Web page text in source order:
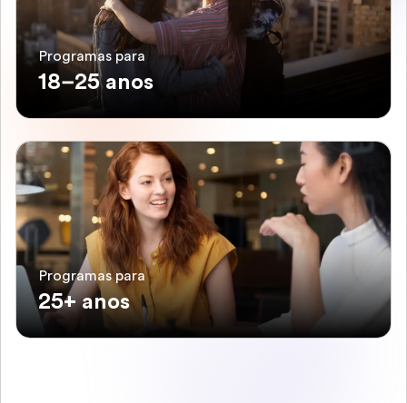
Programas para
18–25 anos
Programas para
25+ anos